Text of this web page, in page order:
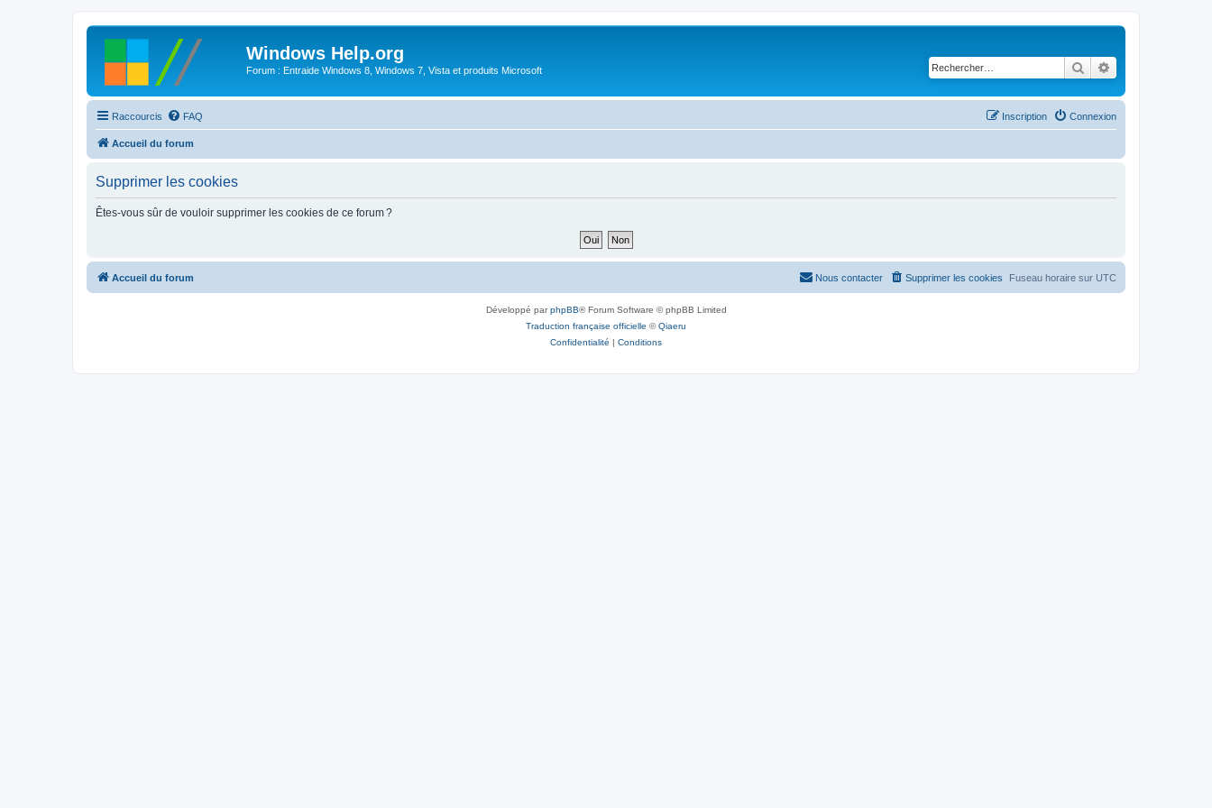
Windows Help.org
Forum : Entraide Windows 8, Windows 7, Vista et produits Microsoft Rechercher
Raccourcis FAQ Connexion
Inscription
Accueil du forum
Supprimer les cookies
Êtes-vous sûr de vouloir supprimer les cookies de ce forum ?
Accueil du forum Fuseau horaire sur UTC
Supprimer les cookies
Nous contacter
Développé parphpBB® Forum Software © phpBB Limited
Traduction française officielle ©Qiaeru
Confidentialité | Conditions